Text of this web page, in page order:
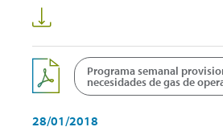
Programa semanal
necesidades de gas de
28/01/2018